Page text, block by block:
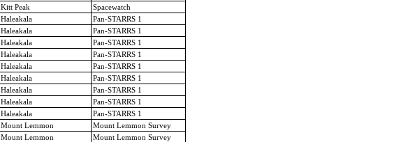
Kitt Peak
Spacewatch
Haleakala
Pan-STARRS 1
Haleakala
Pan-STARRS 1
Haleakala
Pan-STARRS 1
Haleakala
Pan-STARRS 1
Haleakala
Pan-STARRS 1
Haleakala
Pan-STARRS 1
Haleakala
Pan-STARRS 1
Haleakala
Pan-STARRS 1
Haleakala
Pan-STARRS 1
Mount Lemmon
Mount Lemmon Survey
Mount Lemmon
Mount Lemmon Survey